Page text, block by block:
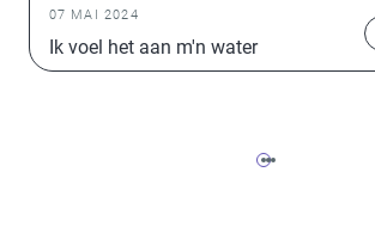
07 MAI 2024
Ik voel het aan m'n water